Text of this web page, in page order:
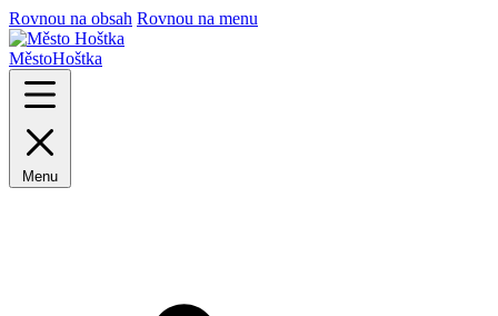
Rovnou na obsah Rovnou na menu
MěstoHoštka
Menu